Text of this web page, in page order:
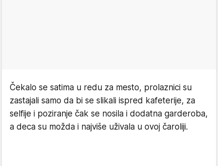
Čekalo se satima u redu za mesto, prolaznici su
zastajali samo da bi se slikali ispred kafeterije, za
selfije i poziranje čak se nosila i dodatna garderoba,
a deca su možda i najviše uživala u ovoj čaroliji.